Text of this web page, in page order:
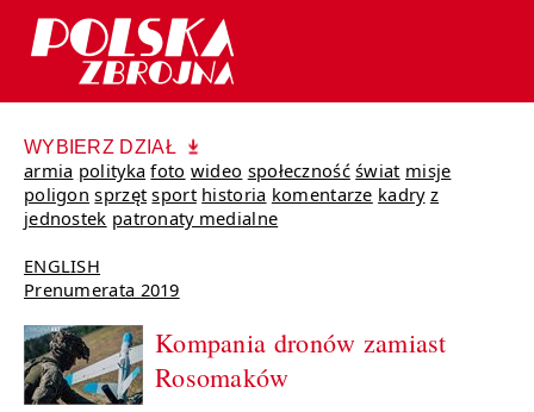
WYBIERZ DZIAŁ
armia polityka foto wideo społeczność świat misje
poligon sprzęt sport historia komentarze kadry z
jednostek patronaty medialne
ENGLISH
Prenumerata 2019
Kompania dronów zamiast
Rosomaków